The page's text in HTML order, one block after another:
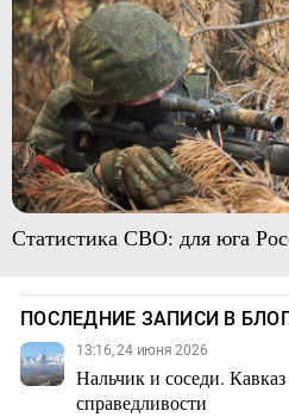
Статистика СВО: для юга
ПОСЛЕДНИЕ ЗАПИСИ В
13:16, 24 июня 2026
Нальчик и соседи.
справедливости